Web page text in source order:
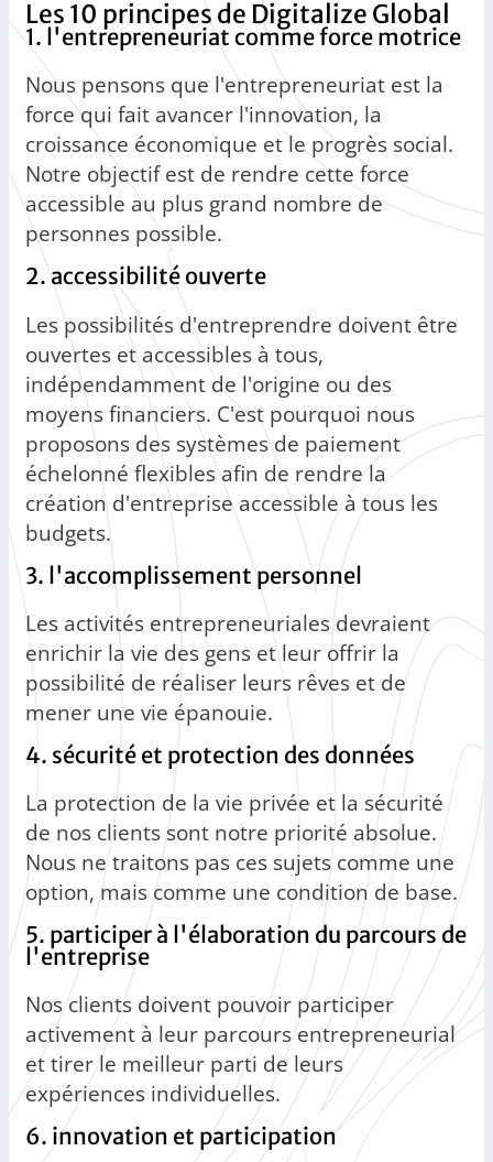
Les 10 principes de Digitalize Global
1. l'entrepreneuriat comme force motrice
Nous pensons que l'entrepreneuriat est la
force qui fait avancer l'innovation, la
croissance économique et le progrès social.
Notre objectif est de rendre cette force
accessible au plus grand nombre de
personnes possible.
2. accessibilité ouverte
Les possibilités d'entreprendre doivent être
ouvertes et accessibles à tous,
indépendamment de l'origine ou des
moyens financiers. C'est pourquoi nous
proposons des systèmes de paiement
échelonné flexibles afin de rendre la
création d'entreprise accessible à tous les
budgets.
3. l'accomplissement personnel
Les activités entrepreneuriales devraient
enrichir la vie des gens et leur offrir la
possibilité de réaliser leurs rêves et de
mener une vie épanouie.
4. sécurité et protection des données
La protection de la vie privée et la sécurité
de nos clients sont notre priorité absolue.
Nous ne traitons pas ces sujets comme une
option, mais comme une condition de base.
5. participer à l'élaboration du parcours de
l'entreprise
Nos clients doivent pouvoir participer
activement à leur parcours entrepreneurial
et tirer le meilleur parti de leurs
expériences individuelles.
6. innovation et participation